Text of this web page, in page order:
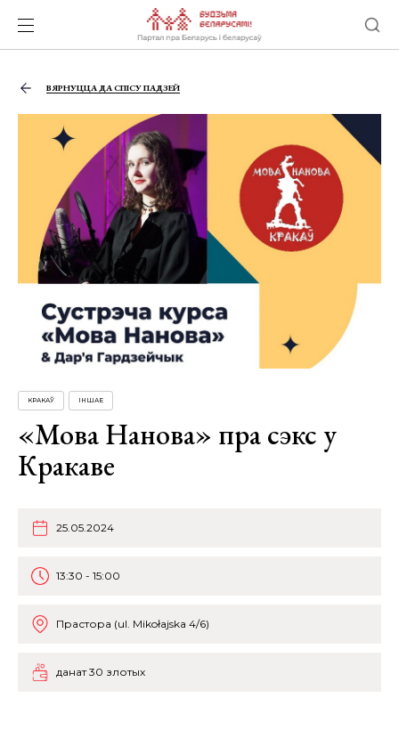
ВЯРНУЦЦА ДА СПІСУ ПАДЗЕЙ
КРАКАЎ ІНШАЕ
«Мова Нанова» пра сэкс у
Кракаве
25.05.2024
13:30 - 15:00
Прастора (ul. Mikołajska 4/6)
данат 30 злотых